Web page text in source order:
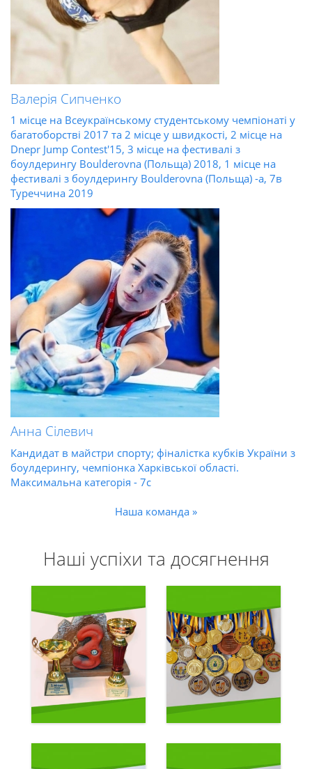
Валерія Сипченко
1 місце на Всеукраїнському студентському чемпіонаті у
багатоборстві 2017 та 2 місце у швидкості, 2 місце на
Dnepr Jump Contest'15, 3 місце на фестивалі з
боулдерингу Boulderovna (Польща) 2018, 1 місце на
фестивалі з боулдерингу Boulderovna (Польща) -а, 7в
Туреччина 2019
Анна Сілевич
Кандидат в майстри спорту; фіналістка кубків України з
боулдерингу, чемпіонка Харківської області.
Максимальна категорія - 7с
Наша команда »
Наші успіхи та досягнення